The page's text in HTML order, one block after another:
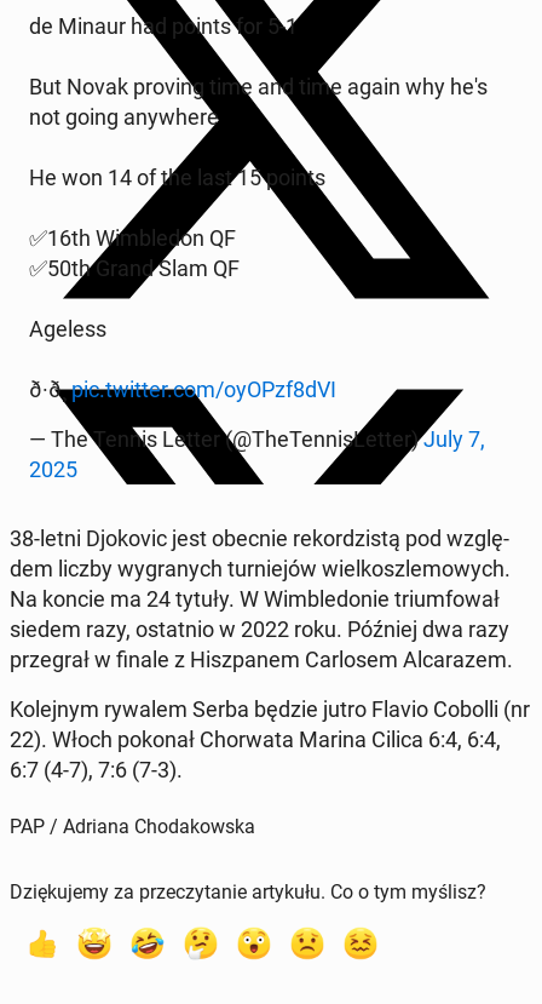
de Minaur had points for 5-1
But Novak proving time and time again why he's
not going any­whe­re
He won 14 of the last 15 points
✅16th Wim­ble­don QF
✅50th Grand Slam QF
Ageless
ð·ð¸pic.twitter.com/oyOPzf8dVI
— The Tennis Letter (@The­Ten­ni­sLet­ter)July 7,
2025
38-letni Djo­ko­vic jest obecnie re­kor­dzi­stą pod wzglę­
dem liczby wy­gra­nych tur­nie­jów wiel­kosz­le­mo­wych.
Na koncie ma 24 tytuły. W Wim­ble­do­nie trium­fo­wał
siedem razy, ostat­nio w 2022 roku. Później dwa razy
prze­grał w finale z Hisz­pa­nem Car­lo­sem Al­ca­ra­zem.
Ko­lej­nym rywalem Serba będzie jutro Flavio Cobolli (nr
22). Włoch pokonał Chor­wa­ta Marina Cilica 6:4, 6:4,
6:7 (4-7), 7:6 (7-3).
PAP / Adriana Chodakowska
Dziękujemy za przeczytanie artykułu. Co o tym myślisz?